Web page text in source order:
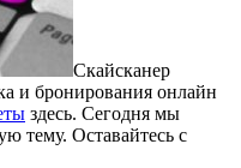
Скайсканер
и бронирования онлайн
здесь. Сегодня мы
тему. Оставайтесь с